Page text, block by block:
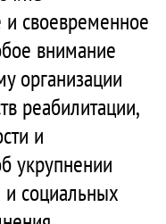
и своевременное
внимание
организации
реабилитации,
и
укрупнении
и социальных